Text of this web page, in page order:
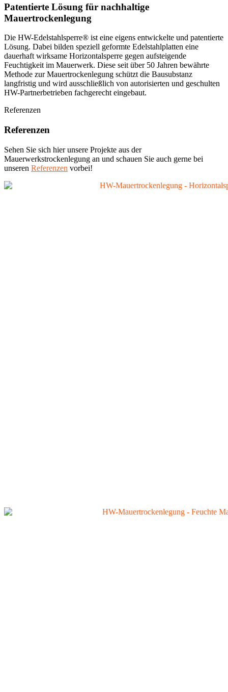
Patentierte Lösung für nachhaltige
Mauertrockenlegung
Die HW-Edelstahlsperre® ist eine eigens entwickelte und patentierte
Lösung. Dabei bilden speziell geformte Edelstahlplatten eine
dauerhaft wirksame Horizontalsperre gegen aufsteigende
Feuchtigkeit im Mauerwerk. Diese seit über 50 Jahren bewährte
Methode zur Mauertrockenlegung schützt die Bausubstanz
langfristig und wird ausschließlich von autorisierten und geschulten
HW-Partnerbetrieben fachgerecht eingebaut.
Referenzen
Referenzen
Sehen Sie sich hier unsere Projekte aus der
Mauerwerkstrockenlegung an und schauen Sie auch gerne bei
unseren Referenzen vorbei!